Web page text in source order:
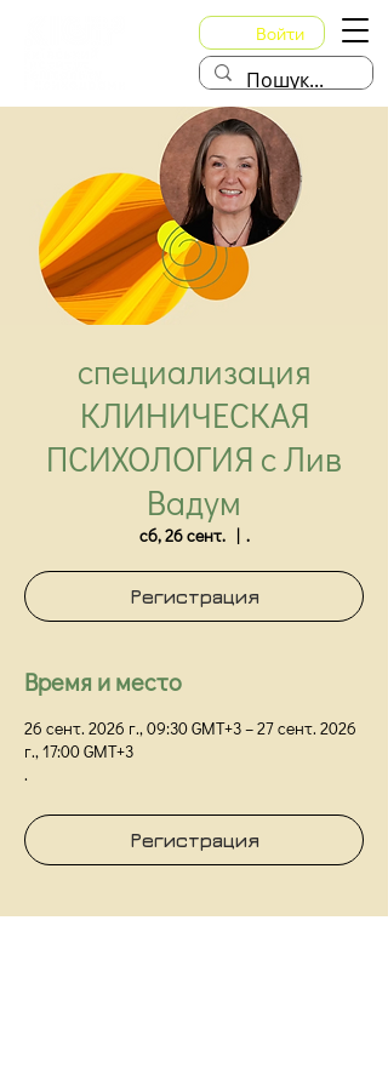
Войти
специализация
КЛИНИЧЕСКАЯ
ПСИХОЛОГИЯ с Лив
Вадум
сб, 26 сент.
  |
.
Регистрация
Время и место
26 сент. 2026 г., 09:30 GMT+3 – 27 сент. 2026
г., 17:00 GMT+3
.
Регистрация